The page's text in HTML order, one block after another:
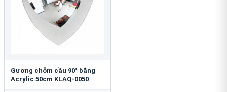
Gương chỏm cầu 90° bằng
Acrylic 50cm KLAQ-0050